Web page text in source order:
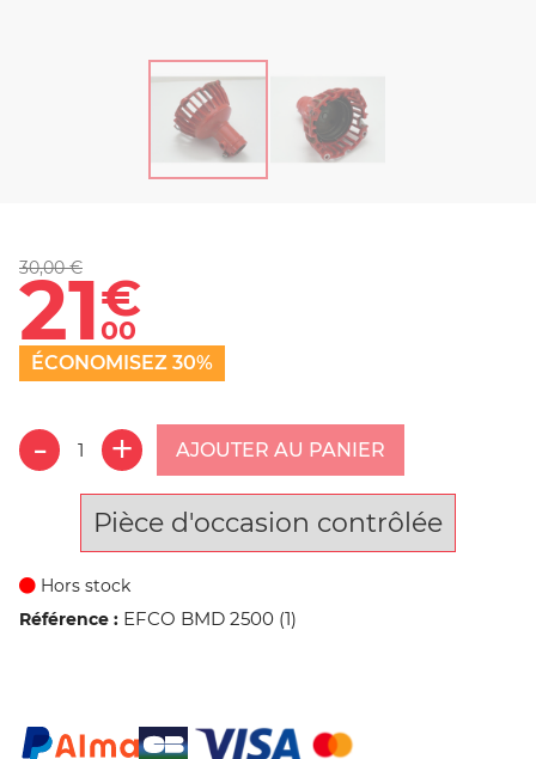
30,00 €
21€
00
ÉCONOMISEZ 30%
AJOUTER AU PANIER
Pièce d'occasion contrôlée
Hors stock
Référence : EFCO BMD 2500 (1)